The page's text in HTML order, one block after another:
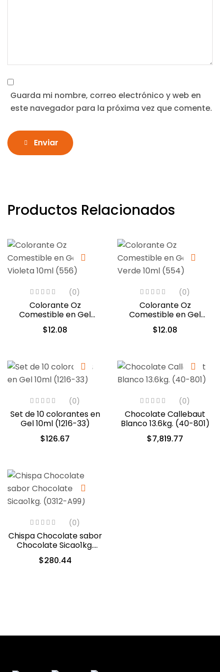
Guarda mi nombre, correo electrónico y web en
este navegador para la próxima vez que comente.
Enviar
Productos Relacionados
(0)
Colorante Oz
Comestible en Gel
Violeta 10ml (556)
$12.08
(0)
Colorante Oz
Comestible en Gel
Verde 10ml (554)
$12.08
(0)
Set de 10 colorantes en
Gel 10ml (1216-33)
$126.67
(0)
Chocolate Callebaut
Blanco 13.6kg. (40-801)
$7,819.77
(0)
Chispa Chocolate sabor
Chocolate Sicao1kg.
(0312-A99)
$280.44